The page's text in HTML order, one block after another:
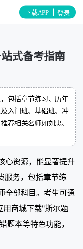
下载APP 登录
式备考指南
包括章节练习、历年
入门班、基础班、冲
荐相关名师如刘忠、
心资源，能显著提升
服务，包括章节练
全部科目。考生可通
用商城下载"斯尔题
题本等特色功能，